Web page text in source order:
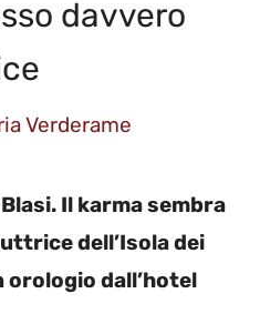
davvero
Verderame
Il karma sembra
dell’Isola dei
orologio dall’hotel